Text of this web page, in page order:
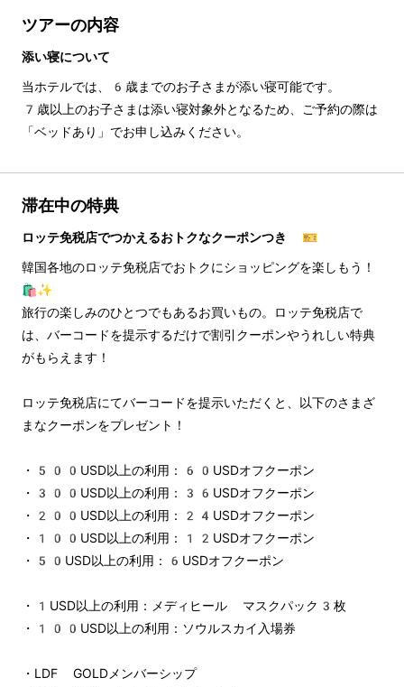
ツアーの内容
添い寝について
当ホテルでは、6歳までのお子さまが添い寝可能です。
7歳以上のお子さまは添い寝対象外となるため、ご予約の際は
「ベッドあり」でお申し込みください。
滞在中の特典
ロッテ免税店でつかえるおトクなクーポンつき 🎫
韓国各地のロッテ免税店でおトクにショッピングを楽しもう！
🛍️✨
旅行の楽しみのひとつでもあるお買いもの。ロッテ免税店で
は、バーコードを提示するだけで割引クーポンやうれしい特典
がもらえます！
ロッテ免税店にてバーコードを提示いただくと、以下のさまざ
まなクーポンをプレゼント！
・500USD以上の利用：60USDオフクーポン
・300USD以上の利用：36USDオフクーポン
・200USD以上の利用：24USDオフクーポン
・100USD以上の利用：12USDオフクーポン
・50USD以上の利用：6USDオフクーポン
・1USD以上の利用：メディヒール マスクパック3枚
・100USD以上の利用：ソウルスカイ入場券
・LDF GOLDメンバーシップ